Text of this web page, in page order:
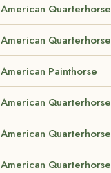
American Quarterhorse
American Quarterhorse
American Painthorse
American Quarterhorse
American Quarterhorse
American Quarterhorse